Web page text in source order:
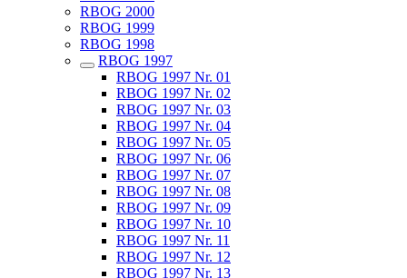
RBOG 2000
RBOG 1999
RBOG 1998
RBOG 1997
RBOG 1997 Nr. 01
RBOG 1997 Nr. 02
RBOG 1997 Nr. 03
RBOG 1997 Nr. 04
RBOG 1997 Nr. 05
RBOG 1997 Nr. 06
RBOG 1997 Nr. 07
RBOG 1997 Nr. 08
RBOG 1997 Nr. 09
RBOG 1997 Nr. 10
RBOG 1997 Nr. 11
RBOG 1997 Nr. 12
RBOG 1997 Nr. 13